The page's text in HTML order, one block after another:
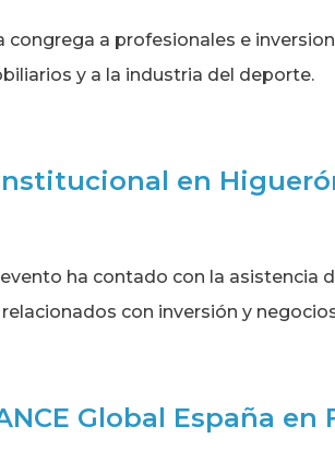
congrega a profesionales e
y a la industria del deporte.
en
ha contado con la asistencia
con inversión y
Global España en